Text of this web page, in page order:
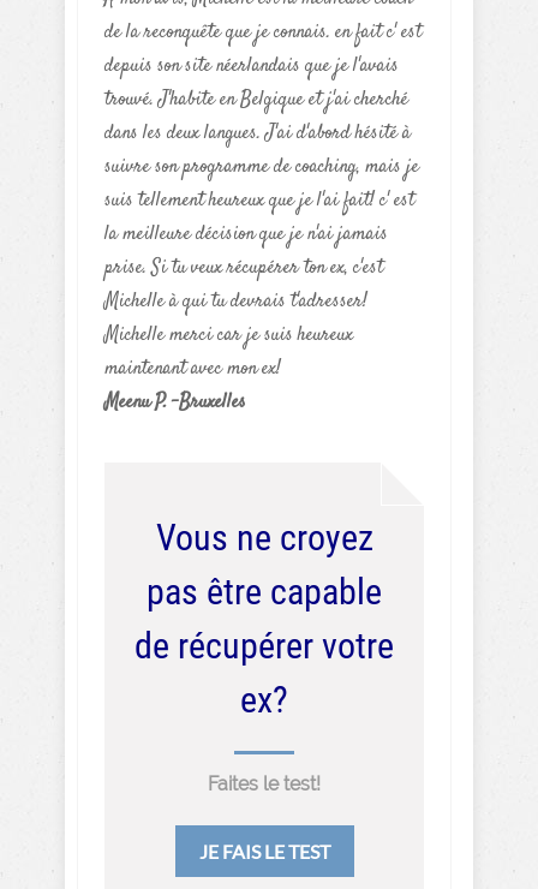
de la reconquête que je connais. en fait c' est
depuis son site néerlandais que je l'avais
trouvé. J'habite en Belgique et j'ai cherché
dans les deux langues. J'ai d'abord hésité à
suivre son programme de coaching, mais je
suis tellement heureux que je l'ai fait! c' est
la meilleure décision que je n'ai jamais
prise. Si tu veux récupérer ton ex, c'est
Michelle à qui tu devrais t'adresser!
Michelle merci car je suis heureux
maintenant avec mon ex!
Meenu P. -Bruxelles
Vous ne croyez
pas être capable
de récupérer votre
ex?
Faites le test!
JE FAIS LE TEST